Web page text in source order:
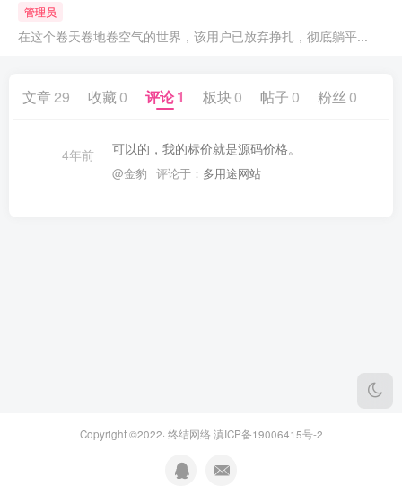
管理员
在这个卷天卷地卷空气的世界，该用户已放弃挣扎，彻底躺平...
文章29 收藏 0 评论1 板块 0 帖子 0 粉丝 0
4年前 可以的，我的标价就是源码价格。
@金豹 评论于： 多用途网站
Copyright ©2022· 终结网络 滇ICP备19006415号-2